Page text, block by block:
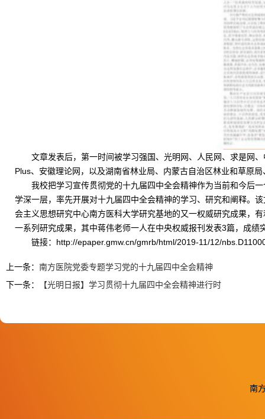
文章发表后，第一时间被学习强国、光明网、人民网、求是网
Plus、安徽理论网，以及湖南省林业局、内蒙古自治区林业和草原
我校把学习宣传贯彻党的十九届四中全会精神作为当前和今后
学深一层，率先开展对十九届四中全会精神的学习、研究和阐释。
会主义思想研究中心南方医科大学研究基地的又一权威研究成果，
一系列研究成果，其中蒋伟老师一人在中央权威报刊发表3篇，成绩
链接：http://epaper.gmw.cn/gmrb/html/2019-11/12/
上一条： 南方医院党委专题学习党的十九届四中全会精神
下一条：
【光明日报】学习贯彻十九届四中全会精神进行时
南